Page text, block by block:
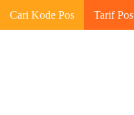
Cari Kode Pos Tarif Pos